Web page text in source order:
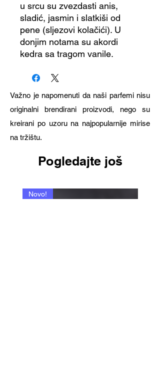
u srcu su zvezdasti anis,
sladić, jasmin i slatkiši od
pene (sljezovi kolačići). U
donjim notama su akordi
kedra sa tragom vanile.
Važno je napomenuti da naši parfemi nisu
originalni brendirani proizvodi, nego su
kreirani po uzoru na najpopularnije mirise
na tržištu.
Pogledajte još
Novo!